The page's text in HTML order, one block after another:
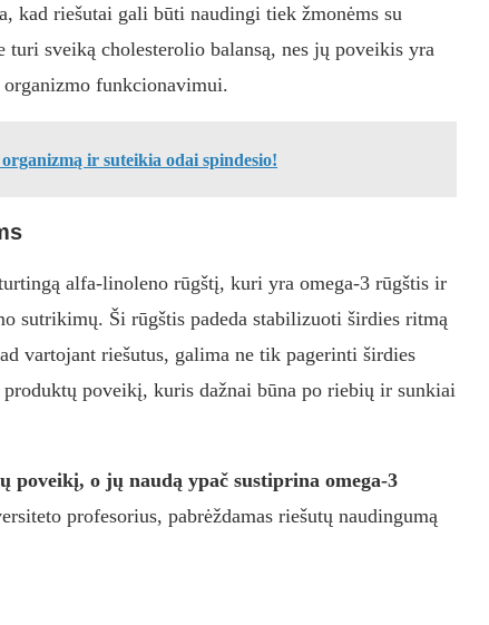
kad riešutai gali būti naudingi tiek žmonėms su
sveiką cholesterolio balansą, nes jų poveikis yra
funkcionavimui.
ir suteikia odai spindesio!
alfa-linoleno rūgštį, kuri yra omega-3 rūgštis ir
sutrikimų. Ši rūgštis padeda stabilizuoti širdies ritmą
vartojant riešutus, galima ne tik pagerinti širdies
poveikį, kuris dažnai būna po riebių ir sunkiai
o jų naudą ypač sustiprina omega-3
profesorius, pabrėždamas riešutų naudingumą